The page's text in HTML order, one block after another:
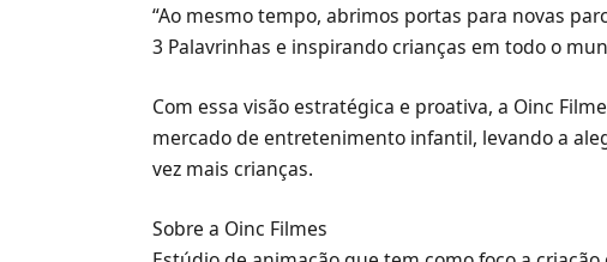
“Ao mesmo tempo, abrimos portas para novas
3 Palavrinhas e inspirando crianças em todo o
Com essa visão estratégica e proativa, a Oinc
mercado de entretenimento infantil, levando a
vez mais crianças.
Sobre a Oinc Filmes